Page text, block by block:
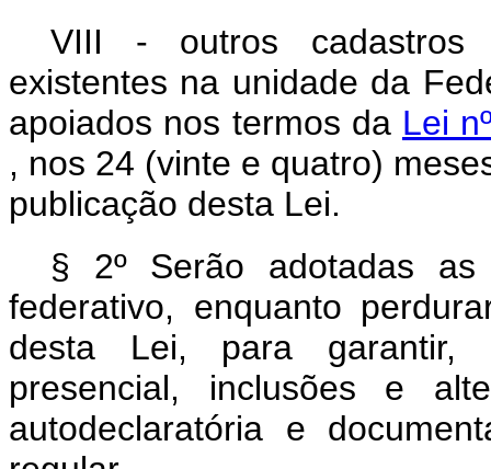
VIII - outros cadastros
existentes na unidade da
apoiados nos termos da Lei
, nos 24 (vinte e quatro)
publicação desta Lei.
§ 2º Serão adotadas
federativo, enquanto
desta Lei, para garantir,
presencial, inclusões e
autodeclaratória e